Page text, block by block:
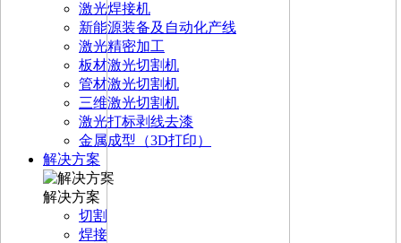
激光焊接机
新能源装备及自动化产线
激光精密加工
板材激光切割机
管材激光切割机
三维激光切割机
激光打标剥线去漆
金属成型（3D打印）
解决方案
解决方案
切割
焊接